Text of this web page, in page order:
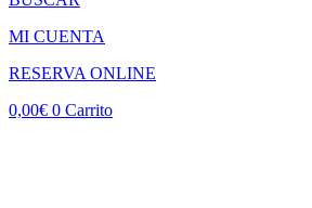
MI CUENTA
RESERVA ONLINE
0,00€ 0 Carrito